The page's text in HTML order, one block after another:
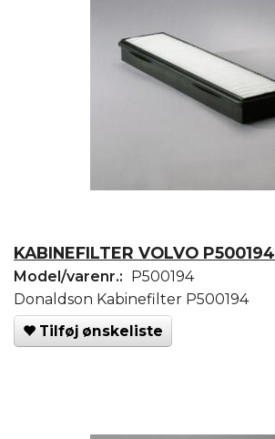
KABINEFILTER VOLVO P500194
Model/varenr.: P500194
Donaldson Kabinefilter P500194
Tilføj ønskeliste